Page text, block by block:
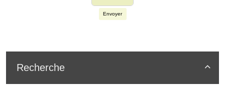
Envoyer

Recherche